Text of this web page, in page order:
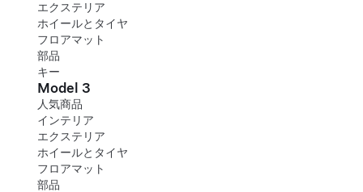
エクステリア
ホイールとタイヤ
フロアマット
部品
キー
Model 3
人気商品
インテリア
エクステリア
ホイールとタイヤ
フロアマット
部品